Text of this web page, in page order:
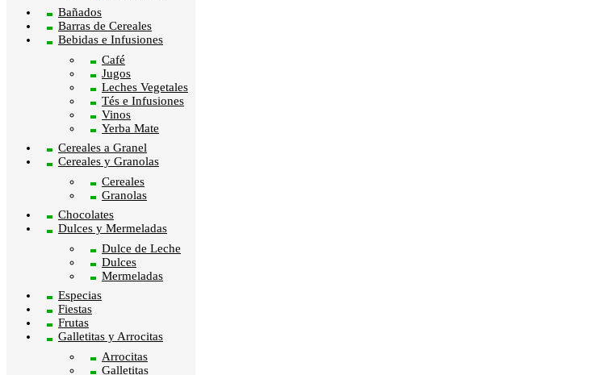
Bañados
Barras de Cereales
Bebidas e Infusiones
Café
Jugos
Leches Vegetales
Tés e Infusiones
Vinos
Yerba Mate
Cereales a Granel
Cereales y Granolas
Cereales
Granolas
Chocolates
Dulces y Mermeladas
Dulce de Leche
Dulces
Mermeladas
Especias
Fiestas
Frutas
Galletitas y Arrocitas
Arrocitas
Galletitas